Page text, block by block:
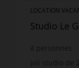
LOCATION
Studio Le
4 personnes
Joli studio de